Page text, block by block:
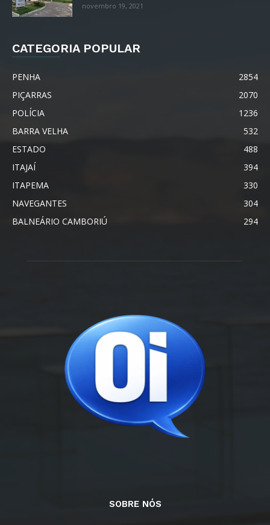
novembro 19, 2021
CATEGORIA POPULAR
PENHA
2854
PIÇARRAS
2070
POLÍCIA
1236
BARRA VELHA
532
ESTADO
488
ITAJAÍ
394
ITAPEMA
330
NAVEGANTES
304
BALNEÁRIO CAMBORIÚ
294
SOBRE NÓS